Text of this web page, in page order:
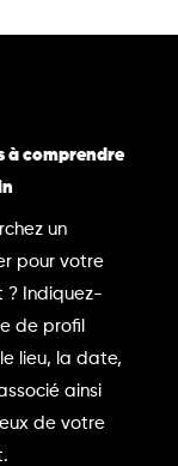
à comprendre
un
pour votre
? Indiquez-
de profil
lieu, la date,
ainsi
de votre